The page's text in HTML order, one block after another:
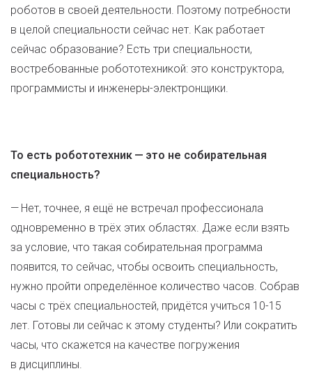
роботов в своей деятельности. Поэтому потребности
в целой специальности сейчас нет. Как работает
сейчас образование? Есть три специальности,
востребованные робототехникой: это конструктора,
программисты и инженеры-электронщики.
То есть робототехник — это не собирательная
специальность?
— Нет, точнее, я ещё не встречал профессионала
одновременно в трёх этих областях. Даже если взять
за условие, что такая собирательная программа
появится, то сейчас, чтобы освоить специальность,
нужно пройти определённое количество часов. Собрав
часы с трёх специальностей, придётся учиться 10-15
лет. Готовы ли сейчас к этому студенты? Или сократить
часы, что скажется на качестве погружения
в дисциплины.